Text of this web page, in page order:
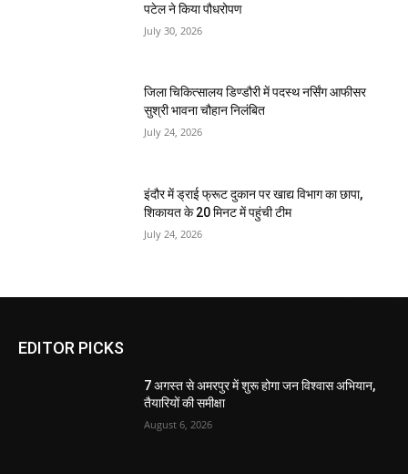
पटेल ने किया पौधरोपण
July 30, 2026
जिला चिकित्सालय डिण्डौरी में पदस्थ नर्सिंग आफीसर
सुश्री भावना चौहान निलंबित
July 24, 2026
इंदौर में ड्राई फ्रूट दुकान पर खाद्य विभाग का छापा,
शिकायत के 20 मिनट में पहुंची टीम
July 24, 2026
EDITOR PICKS
7 अगस्त से अमरपुर में शुरू होगा जन विश्वास अभियान,
तैयारियों की समीक्षा
August 6, 2026